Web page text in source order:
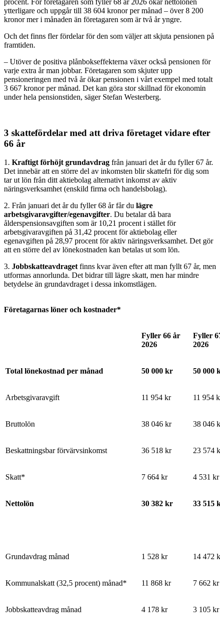
ytterligare och uppgår till 38 604 kronor per månad – över 8 200
kronor mer i månaden än företagaren som är två år yngre.
Och det finns fler fördelar för den som väljer att skjuta pensionen på
framtiden.
– Utöver de positiva plånbokseffekterna växer också pensionen för
varje extra år man jobbar. Företagaren som skjuter upp
pensioneringen med två år ökar pensionen i vårt exempel med totalt
3 667 kronor per månad. Det kan göra stor skillnad för ekonomin
under hela pensionstiden, säger Stefan Westerberg.
3 skattefördelar med att driva företaget vidare efter
66 år
1. Kraftigt förhöjt grundavdrag från januari det år du fyller 67 år.
Det innebär att en större del av inkomsten blir skattefri för dig som
tar ut lön från ditt aktiebolag alternativt inkomst av aktiv
näringsverksamhet (enskild firma och handelsbolag).
2. Från januari det år du fyller 68 år får du lägre
arbetsgivaravgifter/egenavgifter. Du betalar då bara
ålderspensionsavgiften som är 10,21 procent i stället för
arbetsgivaravgiften på 31,42 procent för aktiebolag eller
egenavgiften på 28,97 procent för aktiv näringsverksamhet. Det gör
att en större del av lönekostnaden kan betalas ut som lön.
3. Jobbskatteavdraget finns kvar även efter att man fyllt 67 år, men
utformas annorlunda. Det bidrar till lägre skatt, men har mindre
betydelse än grundavdraget i dessa inkomstlägen.
Företagarnas löner och kostnader*
Fyller 66 år
2026
Fyller
2026
Total lönekostnad per månad 50 000 kr 50 000
Arbetsgivaravgift 11 954 kr 11 954
Bruttolön 38 046 kr 38 046
Beskattningsbar förvärvsinkomst 36 518 kr 23 574
Skatt* 7 664 kr 4 531 kr
Nettolön 30 382 kr 33 515
Grundavdrag månad 1 528 kr 14 472
Kommunalskatt (32,5 procent) månad* 11 868 kr 7 662 kr
Jobbskatteavdrag månad 4 178 kr 3 105 kr